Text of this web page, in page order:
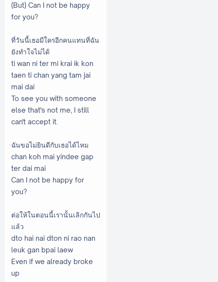
(But) Can I not be happy
for you?
ที่วันนี้เธอมีใครอีกคนแทนที่ฉัน
ยังทำใจไม่ได้
ti wan ni ter mi krai ik kon
taen ti chan yang tam jai
mai dai
To see you with someone
else that's not me, I still
can't accept it.
ฉันขอไม่ยินดีกับเธอได้ไหม
chan koh mai yindee gap
ter dai mai
Can I not be happy for
you?
ต่อให้ในตอนนี้เรานั้นเลิกกันไป
แล้ว
dto hai nai dton ni rao nan
leuk gan bpai laew
Even if we already broke
up